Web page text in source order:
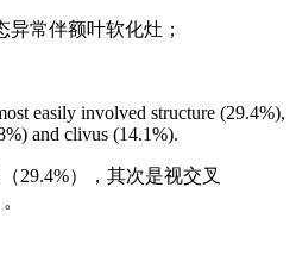
常伴额叶软化灶；
easily involved structure (29.4%),
and clivus (14.1%).
29.4%），其次是视交叉